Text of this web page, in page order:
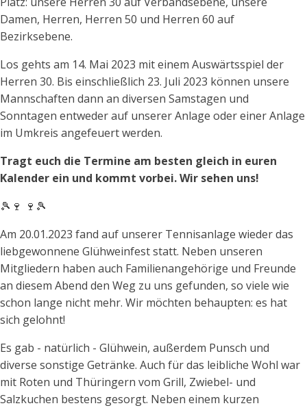
Damen, Herren, Herren 50 und Herren 60 auf
Bezirksebene.
Los gehts am 14. Mai 2023 mit einem Auswärtsspiel der
Herren 30. Bis einschließlich 23. Juli 2023 können unsere
Mannschaften dann an diversen Samstagen und
Sonntagen entweder auf unserer Anlage oder einer Anlage
im Umkreis angefeuert werden.
Tragt euch die Termine am besten gleich in euren
Kalender ein und kommt vorbei. Wir sehen uns!
🎾🍷 🍷🎾
Am 20.01.2023 fand auf unserer Tennisanlage wieder das
liebgewonnene Glühweinfest statt. Neben unseren
Mitgliedern haben auch Familienangehörige und Freunde
an diesem Abend den Weg zu uns gefunden, so viele wie
schon lange nicht mehr. Wir möchten behaupten: es hat
sich gelohnt!
Es gab - natürlich - Glühwein, außerdem Punsch und
diverse sonstige Getränke. Auch für das leibliche Wohl war
mit Roten und Thüringern vom Grill, Zwiebel- und
Salzkuchen bestens gesorgt. Neben einem kurzen